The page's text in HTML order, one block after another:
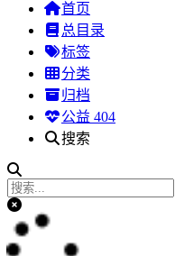
首页
总目录
标签
分类
归档
公益 404
搜索